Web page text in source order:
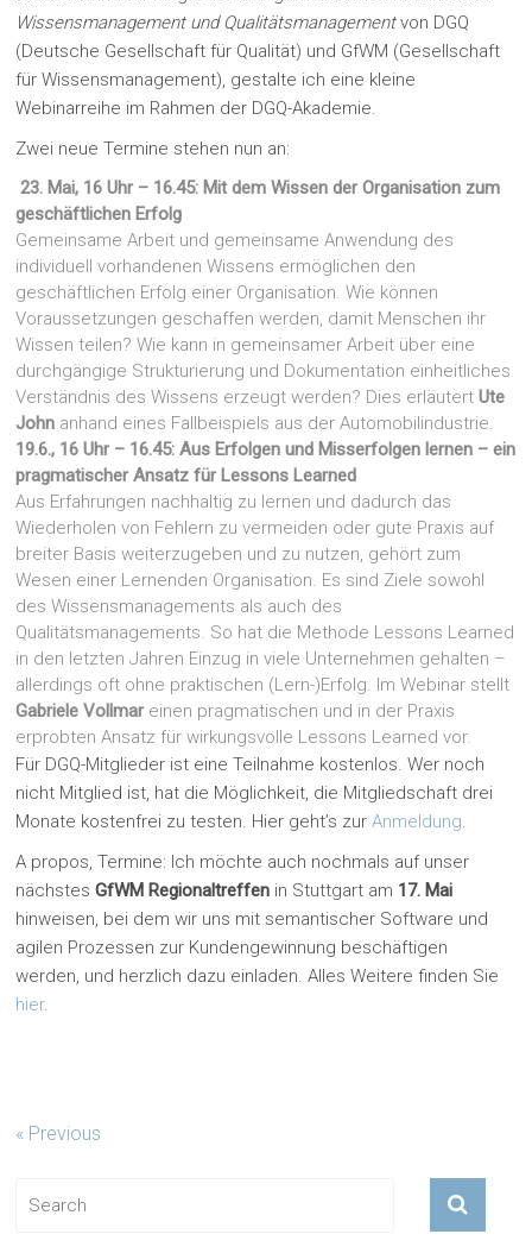
Wissensmanagement und Qualitätsmanagementvon DGQ
(Deutsche Gesellschaft für Qualität) und GfWM (Gesellschaft
für Wissensmanagement), gestalte ich eine kleine
Webinarreihe im Rahmen der DGQ-Akademie.
Zwei neue Termine stehen nun an:
23. Mai, 16 Uhr – 16.45: Mit dem Wissen der Organisation zum
geschäftlichen Erfolg
Gemeinsame Arbeit und gemeinsame Anwendung des
individuell vorhandenen Wissens ermöglichen den
geschäftlichen Erfolg einer Organisation. Wie können
Voraussetzungen geschaffen werden, damit Menschen ihr
Wissen teilen? Wie kann in gemeinsamer Arbeit über eine
durchgängige Strukturierung und Dokumentation einheitliches
Verständnis des Wissens erzeugt werden? Dies erläutertUte
John anhand eines Fallbeispiels aus der Automobilindustrie.
19.6., 16 Uhr – 16.45: Aus Erfolgen und Misserfolgen lernen – ein
pragmatischer Ansatz für Lessons Learned
Aus Erfahrungen nachhaltig zu lernen und dadurch das
Wiederholen von Fehlern zu vermeiden oder gute Praxis auf
breiter Basis weiterzugeben und zu nutzen, gehört zum
Wesen einer Lernenden Organisation. Es sind Ziele sowohl
des Wissensmanagements als auch des
Qualitätsmanagements. So hat die Methode Lessons Learned
in den letzten Jahren Einzug in viele Unternehmen gehalten –
allerdings oft ohne praktischen (Lern-)Erfolg. Im Webinar stellt
Gabriele Vollmareinen pragmatischen und in der Praxis
erprobten Ansatz für wirkungsvolle Lessons Learned vor.
Für DGQ-Mitglieder ist eine Teilnahme kostenlos. Wer noch
nicht Mitglied ist, hat die Möglichkeit, die Mitgliedschaft drei
Monate kostenfrei zu testen. Hier geht’s zurAnmeldung.
A propos, Termine: Ich möchte auch nochmals auf unser
nächstesGfWM Regionaltreffen in Stuttgart am 17. Mai
hinweisen, bei dem wir uns mit semantischer Software und
agilen Prozessen zur Kundengewinnung beschäftigen
werden, und herzlich dazu einladen. Alles Weitere finden Sie
hier.
« Previous